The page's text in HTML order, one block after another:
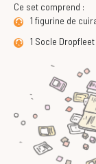
Ce set comprend :
1 figurine de
1 Socle Dropfleet